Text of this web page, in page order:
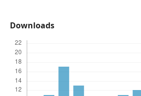
Downloads